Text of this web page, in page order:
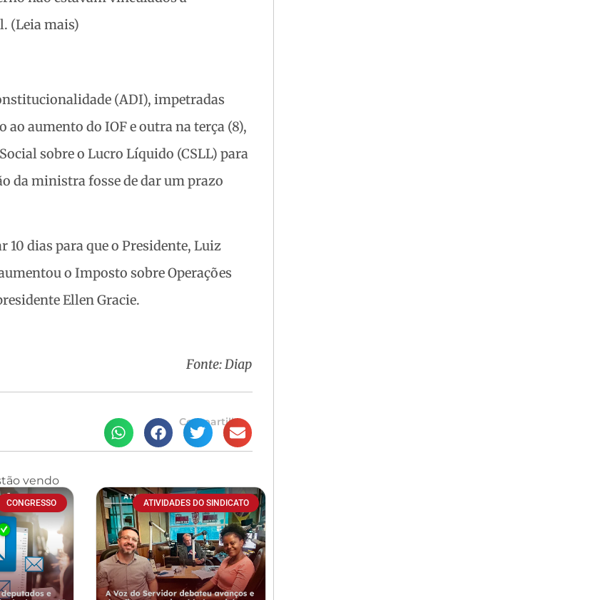
(Leia mais)
(ADI), impetradas
aumento do IOF e outra na terça (8),
sobre o Lucro Líquido (CSLL) para
da ministra fosse de dar um prazo
10 dias para que o Presidente, Luiz
o Imposto sobre Operações
Ellen Gracie.
Fonte: Diap
Compartilhe
vendo
CONGRESSO ATIVIDADES DO SINDICATO